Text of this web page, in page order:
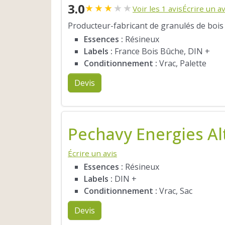
3.0★★★★ ★ Voir les 1 avisÉcrire un
Producteur-fabricant de granulés de bois
Essences : Résineux
Labels : France Bois Bûche, DIN +
Conditionnement : Vrac, Palette
Devis
Pechavy Energies
Écrire un avis
Essences : Résineux
Labels : DIN +
Conditionnement : Vrac, Sac
Devis